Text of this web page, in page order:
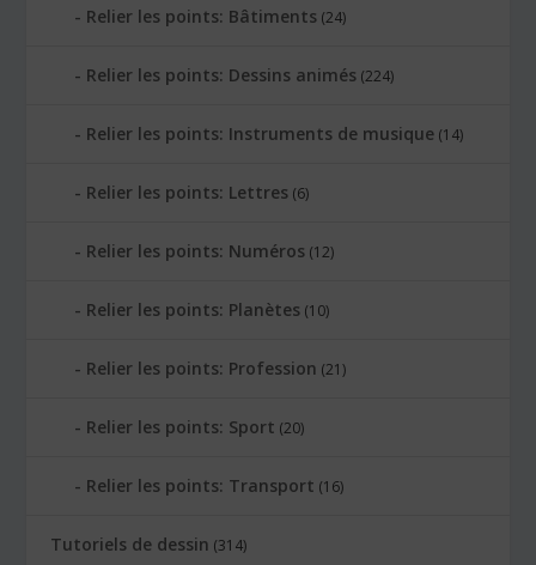
Relier les points: Bâtiments (24)
Relier les points: Dessins animés (224)
Relier les points: Instruments de musique (14)
Relier les points: Lettres (6)
Relier les points: Numéros (12)
Relier les points: Planètes (10)
Relier les points: Profession (21)
Relier les points: Sport (20)
Relier les points: Transport (16)
Tutoriels de dessin (314)